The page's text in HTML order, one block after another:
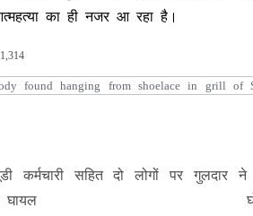
का ही नजर आ रहा है।
1,314
found hanging from shoelace in grill of
कर्मचारी सहित दो लोगों पर गुलदार ने
घायल